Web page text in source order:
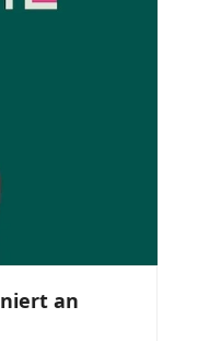
an